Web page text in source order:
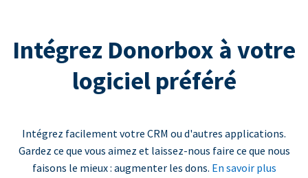
Intégrez Donorbox à votre
logiciel préféré
Intégrez facilement votre CRM ou d'autres applications.
Gardez ce que vous aimez et laissez-nous faire ce que nous
faisons le mieux : augmenter les dons. En savoir plus